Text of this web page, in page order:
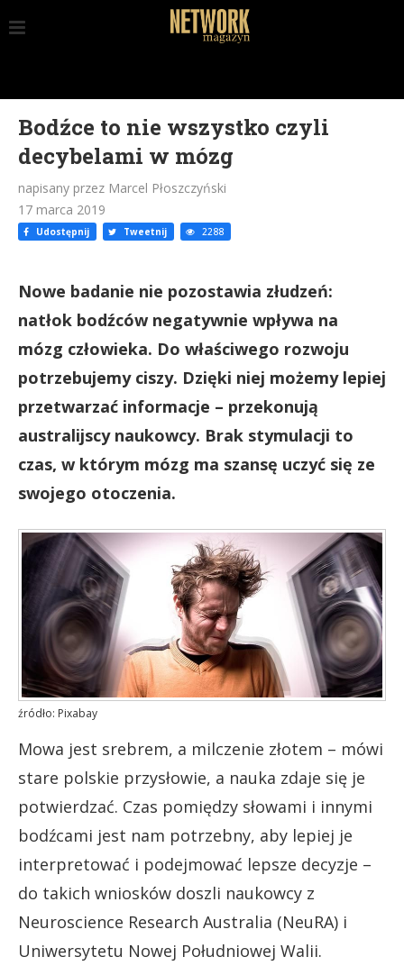
Bodźce to nie wszystko czyli
decybelami w mózg
napisany przez Marcel Płoszczyński
17 marca 2019
Udostępnij Tweetnij 2288
Nowe badanie nie pozostawia złudzeń:
natłok bodźców negatywnie wpływa na
mózg człowieka. Do właściwego rozwoju
potrzebujemy ciszy. Dzięki niej możemy lepiej
przetwarzać informacje – przekonują
australijscy naukowcy. Brak stymulacji to
czas, w którym mózg ma szansę uczyć się ze
swojego otoczenia.
źródło: Pixabay
Mowa jest srebrem, a milczenie złotem – mówi
stare polskie przysłowie, a nauka zdaje się je
potwierdzać. Czas pomiędzy słowami i innymi
bodźcami jest nam potrzebny, aby lepiej je
interpretować i podejmować lepsze decyzje –
do takich wniosków doszli naukowcy z
Neuroscience Research Australia (NeuRA) i
Uniwersytetu Nowej Południowej Walii.